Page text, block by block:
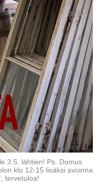
3.5. lähtien! Ps. Domus
klo 12-15 lisäksi avoinna
tervetuloa!